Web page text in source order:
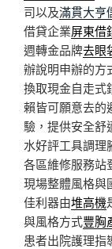
司以及滿貫大亨
借貸企業屏東借
週轉金品牌去眼
辦說明申辦的方
換取現金自走式
賴皆可願意去的
驗，提供安全舒
水好評工具調理
各區維修服務站
現場整體風格與
佳利器由堆高機
與風格方式豐胸
患者出院護理指